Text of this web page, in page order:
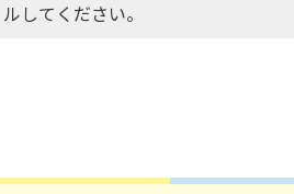
ルしてください。